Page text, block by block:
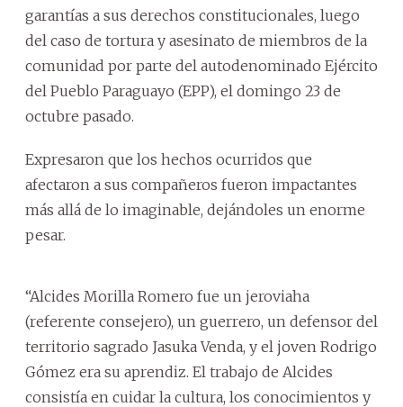
garantías a sus derechos constitucionales, luego
del caso de tortura y asesinato de miembros de la
comunidad por parte del autodenominado Ejército
del Pueblo Paraguayo (EPP), el domingo 23 de
octubre pasado.
Expresaron que los hechos ocurridos que
afectaron a sus compañeros fueron impactantes
más allá de lo imaginable, dejándoles un enorme
pesar.
“Alcides Morilla Romero fue un jeroviaha
(referente consejero), un guerrero, un defensor del
territorio sagrado Jasuka Venda, y el joven Rodrigo
Gómez era su aprendiz. El trabajo de Alcides
consistía en cuidar la cultura, los conocimientos y